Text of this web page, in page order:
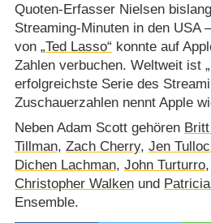
Quoten-Erfasser Nielsen
Streaming-Minuten in den USA
von „Ted Lasso“ konnte auf
Zahlen verbuchen. Weltweit ist
erfolgreichste Serie des
Zuschauerzahlen nennt Apple
Neben Adam Scott gehören
Tillman, Zach Cherry, Jen
Dichen Lachman, John Turturro,
Christopher Walkenund
Ensemble.